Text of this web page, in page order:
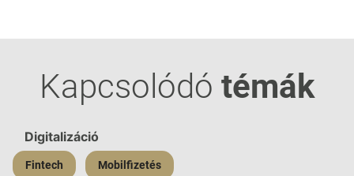
Kapcsolódó témák
Digitalizáció
Fintech Mobilfizetés